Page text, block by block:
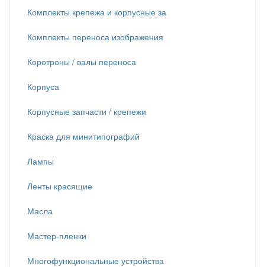
Комплекты крепежа и корпусные за
Комплекты переноса изображения
Коротроны / валы переноса
Корпуса
Корпусные запчасти / крепежи
Краска для минитипографий
Лампы
Ленты красящие
Масла
Мастер-пленки
Многофункциональные устройства